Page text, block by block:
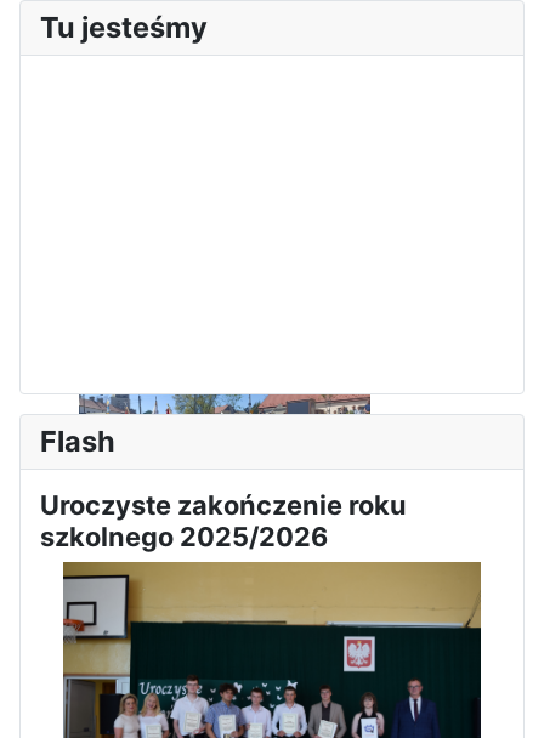
Sukces Kingi na XXXVI
Olimpiadzie Teologii Katolickiej
Obchody Święta Konstytucji 3
Maja w Iłży
Tu jesteśmy
Flash
Uroczyste zakończenie roku
szkolnego 2025/2026